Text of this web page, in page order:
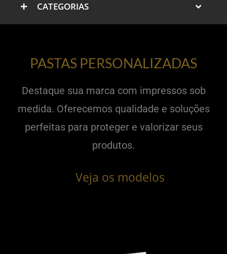
CATEGORIAS
PASTAS PERSONALIZADAS
Destaque sua marca com impressos sob
medida. Oferecemos qualidade e soluções
perfeitas para proteger e valorizar seus
produtos.
Veja os modelos